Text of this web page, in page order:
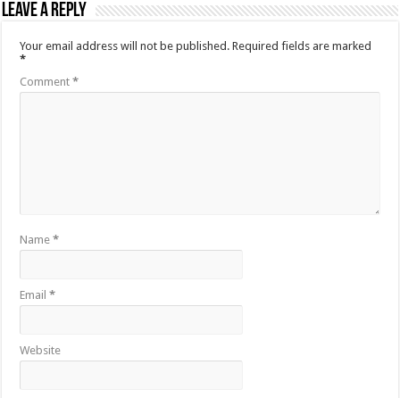
Leave a Reply
Your email address will not be published. Required fields are marked
*
Comment*
Name*
Email*
Website